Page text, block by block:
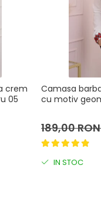
crem
05
Camasa
cu motiv
189,00
IN STOC